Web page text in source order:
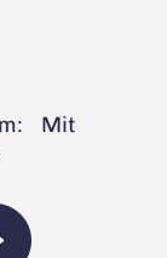
Mit